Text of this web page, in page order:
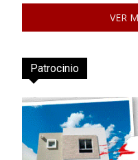
VER
Patrocinio